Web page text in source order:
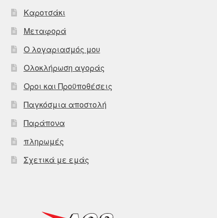
Καροτσάκι
Μεταφορά
Ο λογαριασμός μου
Ολοκλήρωση αγοράς
Οροι και Προϋποθέσεις
Παγκόσμια αποστολή
Παράπονα
πληρωμές
Σχετικά με εμάς